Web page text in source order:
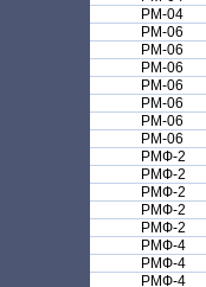
РМ-04
РМ-06
РМ-06
РМ-06
РМ-06
РМ-06
РМ-06
РМ-06
РМФ-2
РМФ-2
РМФ-2
РМФ-2
РМФ-2
РМФ-4
РМФ-4
РМФ-4